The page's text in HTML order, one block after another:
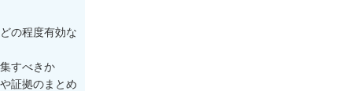
の程度有効な
すべきか
証拠のまとめ